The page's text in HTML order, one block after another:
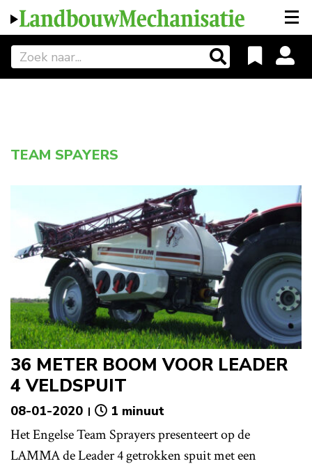
TEAM SPAYERS
36 METER BOOM VOOR LEADER
4 VELDSPUIT
08-01-2020 1 minuut
Het Engelse Team Sprayers presenteert op de
LAMMA de Leader 4 getrokken spuit met een